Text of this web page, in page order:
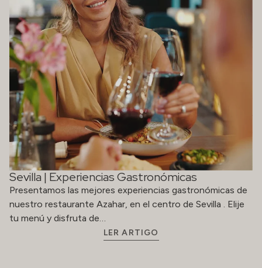
Sevilla | Experiencias Gastronómicas
Presentamos las mejores experiencias gastronómicas de
nuestro restaurante Azahar, en el centro de Sevilla . Elije
tu menú y disfruta de…
LER ARTIGO